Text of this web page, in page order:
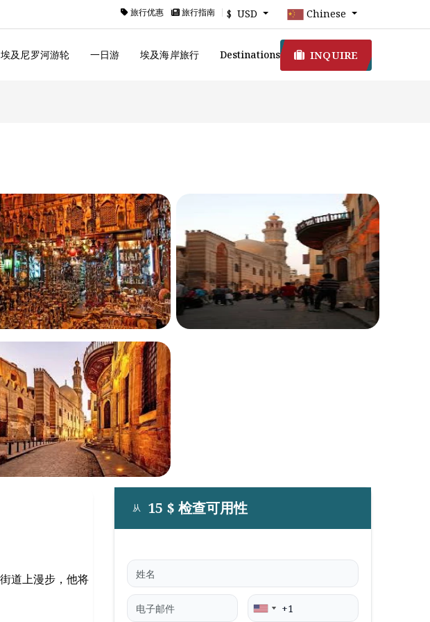
旅行优惠 旅行指南 $ USD Chinese
及尼罗河游轮 一日游 埃及海岸旅行 Destinations INQUIRE
道上漫步，他将
从 15 $ 检查可用性